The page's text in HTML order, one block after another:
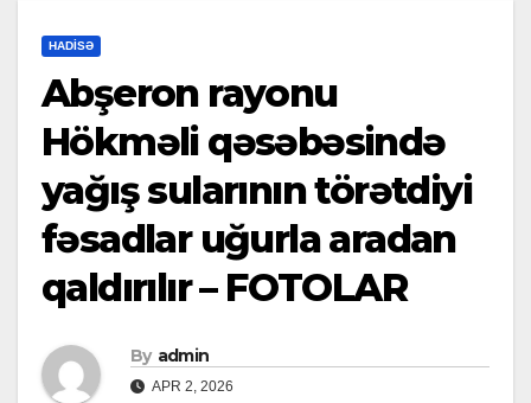
HADISƏ
Abşeron rayonu
Hökməli qəsəbəsində
yağış sularının törətdiyi
fəsadlar uğurla aradan
qaldırılır – FOTOLAR
By admin
APR 2, 2026